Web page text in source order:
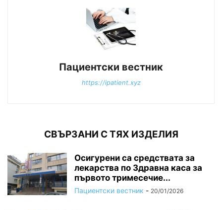
Пациентски вестник
https://ipatient.xyz
СВЪРЗАНИ С ТЯХ ИЗДЕЛИЯ
Осигурени са средствата за
лекарства по Здравна каса за
първото тримесечие...
Пациентски вестник - 20/01/2026